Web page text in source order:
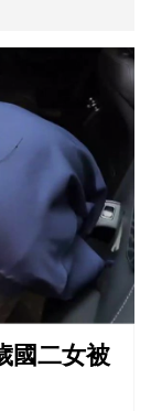
受命法官陳勇
國二女被